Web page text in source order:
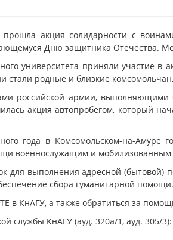
прошла акция солидарности с
Дню защитника Отечества.
университета приняли участие
стали родные и близкие
российской армии,
акция автопробегом, который
года в Комсомольском-на-Амуре
военнослужащим и
для выполнения адресной
сбора гуманитарной помощи.
КнАГУ, а также обратиться за
службы КнАГУ (ауд. 320а/1, ауд. 305/3):